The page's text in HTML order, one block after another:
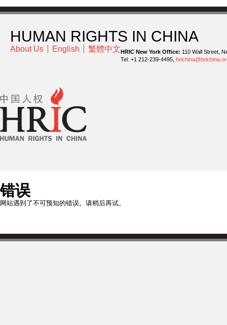
HUMAN RIGHTS IN CHINA
About Us English 繁體中文HRIC New York Office: 110 Wall Street,
Tel: +1 212-239-4495,
错误
网站遇到了不可预知的错误。请稍后再试。